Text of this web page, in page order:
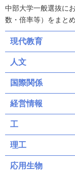
中部大学一般選抜に
数・倍率等）をまとめ
現代教育
人文
国際関係
経営情報
工
理工
応用生物